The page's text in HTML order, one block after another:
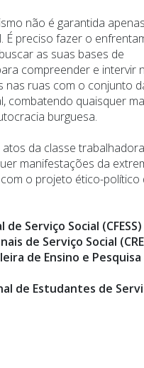
não é garantida
É preciso fazer o
as suas bases de
compreender e intervir
nas ruas com o conjunto
combatendo quaisquer
burguesa.
da classe
manifestações da
o projeto ético-político
Serviço Social (CFESS)
de Serviço Social
de Ensino e
de Estudantes de